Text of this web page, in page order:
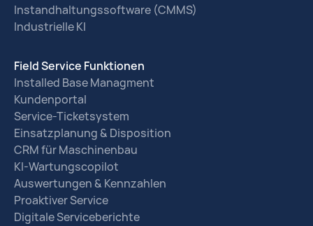
Instandhaltungssoftware (CMMS)
Industrielle KI
Field Service Funktionen
Installed Base Managment
Kundenportal
Service-Ticketsystem
Einsatzplanung & Disposition
CRM für Maschinenbau
KI-Wartungscopilot
Auswertungen & Kennzahlen
Proaktiver Service
Digitale Serviceberichte